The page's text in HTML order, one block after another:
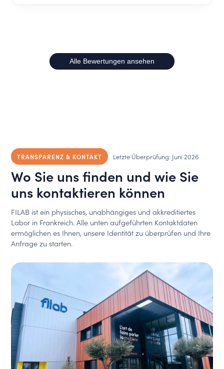
Alle Bewertungen ansehen
TRANSPARENZ & KONTAKT Letzte Überprüfung: Juni 2026
Wo Sie uns finden und wie Sie
uns kontaktieren können
FILAB ist ein physisches, unabhängiges und akkreditiertes
Labor in Frankreich. Alle unten aufgeführten Kontaktdaten
ermöglichen es Ihnen, unsere Identität zu überprüfen und Ihre
Anfrage zu starten.